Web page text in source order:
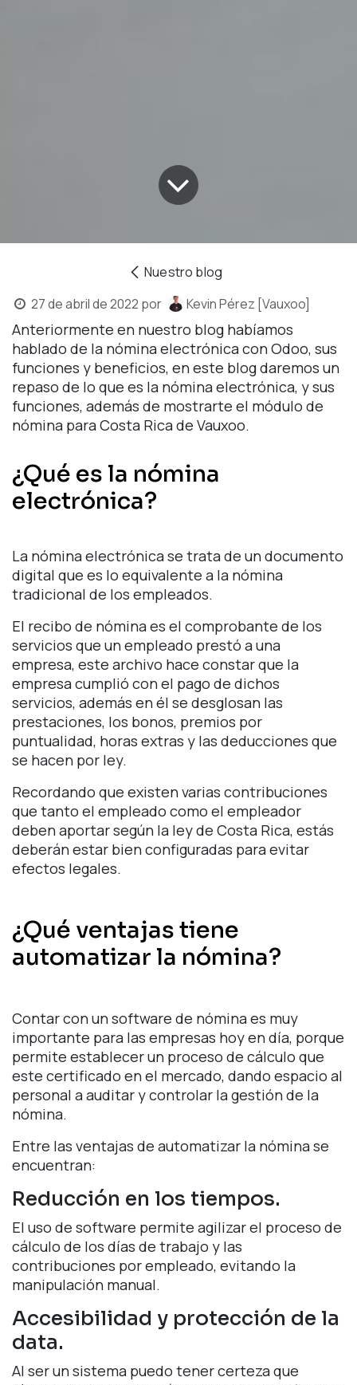
Nuestro blog
27 de abril de 2022 por Kevin Pérez [Vauxoo]
Anteriormente en nuestro blog habíamos
hablado de la nómina electrónica con Odoo, sus
funciones y beneficios, en este blog daremos un
repaso de lo que es la nómina electrónica, y sus
funciones, además de mostrarte el módulo de
nómina para Costa Rica de Vauxoo.
¿Qué es la nómina
electrónica?
La nómina electrónica se trata de un documento
digital que es lo equivalente a la nómina
tradicional de los empleados.
El recibo de nómina es el comprobante de los
servicios que un empleado prestó a una
empresa, este archivo hace constar que la
empresa cumplió con el pago de dichos
servicios, además en él se desglosan las
prestaciones, los bonos, premios por
puntualidad, horas extras y las deducciones que
se hacen por ley.
Recordando que existen varias contribuciones
que tanto el empleado como el empleador
deben aportar según la ley de Costa Rica, estás
deberán estar bien configuradas para evitar
efectos legales.
¿Qué ventajas tiene
automatizar la nómina?
Contar con un software de nómina es muy
importante para las empresas hoy en día, porque
permite establecer un proceso de cálculo que
este certificado en el mercado, dando espacio al
personal a auditar y controlar la gestión de la
nómina.
Entre las ventajas de automatizar la nómina se
encuentran:
Reducción en los tiempos.
El uso de software permite agilizar el proceso de
cálculo de los días de trabajo y las
contribuciones por empleado, evitando la
manipulación manual.
Accesibilidad y protección de la
data.
Al ser un sistema puedo tener certeza que